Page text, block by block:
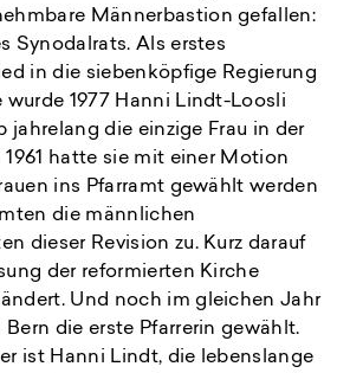
Männerbastion gefallen:
Synodalrats. Als erstes
in die siebenköpfige Regierung
wurde 1977 Hanni Lindt-Loosli
jahrelang die einzige Frau in der
1961 hatte sie mit einer Motion
ins Pfarramt gewählt werden
die männlichen
dieser Revision zu. Kurz darauf
der reformierten Kirche
Und noch im gleichen Jahr
die erste Pfarrerin gewählt.
ist Hanni Lindt, die lebenslange